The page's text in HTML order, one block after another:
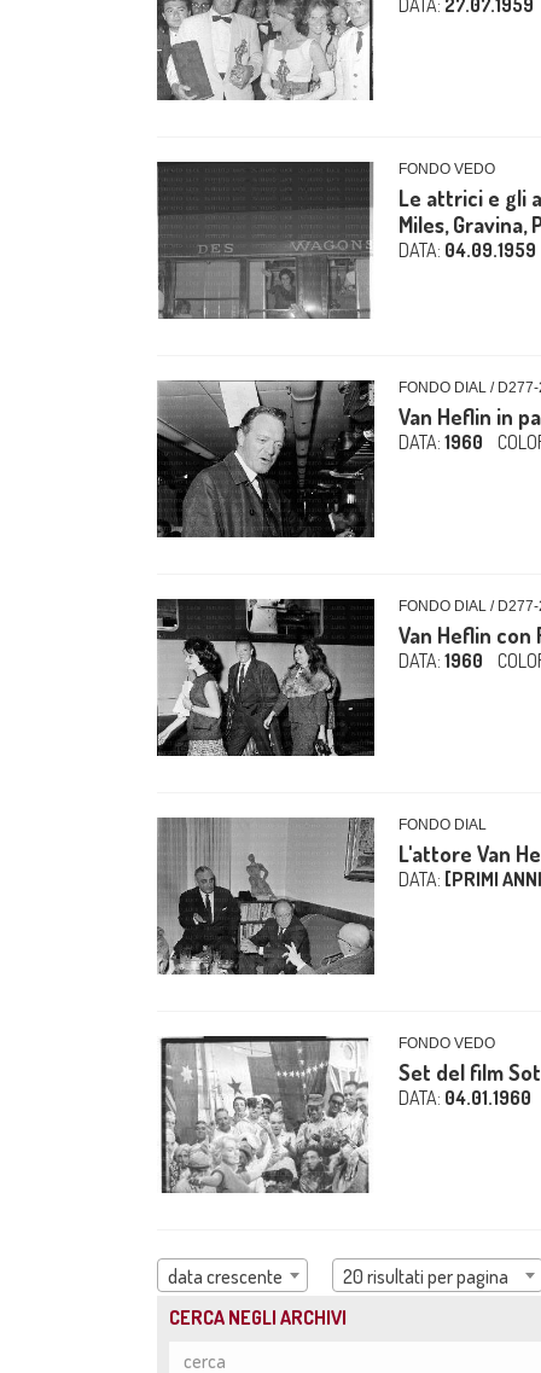
DATA: 27.07.1959
FONDO VEDO
Le attrici e gli
Miles, Gravina,
DATA: 04.09.1959
FONDO DIAL /
Van Heflin in
DATA: 1960
FONDO DIAL /
Van Heflin
DATA: 1960
FONDO DIAL
L'attore Van
DATA: [PRIMI
FONDO VEDO
Set del film
DATA: 04.01.1960
data crescente
20 risultati per pagina
CERCA NEGLI ARCHIVI